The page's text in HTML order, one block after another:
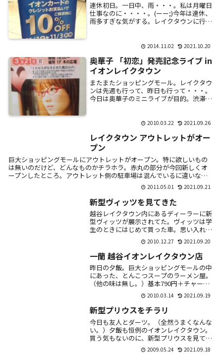
連休初日。一日中、雨・・・。私は月曜日
仕事なのに・・・・。(ーー;)今年は連休、
雨多すぎな気がする。レイクタウンに行っ
2014.11.02 2021.10.20
奥華子 「初恋」発売記念ライブ in
イオンレイクタウン
またまたショッピングモール。レイクタウ
ンは先週も行って、昨日も行って・・・。
今日は奥華子のミニライブが目的。渋滞に
2010.03.22 2021.09.26
レイクタウン アウトレットがオー
プン
巨大ショッピングモールにアウトレットがオープン。特に欲しいもの
は無いのだけど、どんなものかチラホラ。赤丸の部分が今回新しくオ
ープンしたところ。アウトレット側の駐車場は混んでいるに違いない
2011.05.01 2021.09.21
新型ヴィッツを見てきた
越谷レイクタウン内にあるディーラーに新
型ヴィッツが展示されてた。ヴィッツは学
生のときにはじめて買った車。思い入れの
ある車だけに気になる。今回で3代目。展
示されていたのは「Jewela」という主に
女性を...
2010.12.27 2021.09.20
一蘭 越谷イオンレイクタウン店
昨日の夕飯。巨大ショッピングモールの中
にあった、とんこつスープのラーメン屋。
（他の味は無し。）基本790円＋チャーシ
ュー（3枚）150円味の濃さ、油の量、麺の
固さ、ネギの種類まで細かくオーダーでき
る。...
2010.03.14 2021.09.19
新型プリウスをチラリ
今日も友人とダーツ。（全然うまくなんな
い。）夕飯も恒例のイオンレイクタウン。
買う気もないのに、新型プリウスを見てい
こうという話に。とっても大きなショッピ
ングモールで、トヨタ系のディーラーが5
2009.05.24 2021.09.18